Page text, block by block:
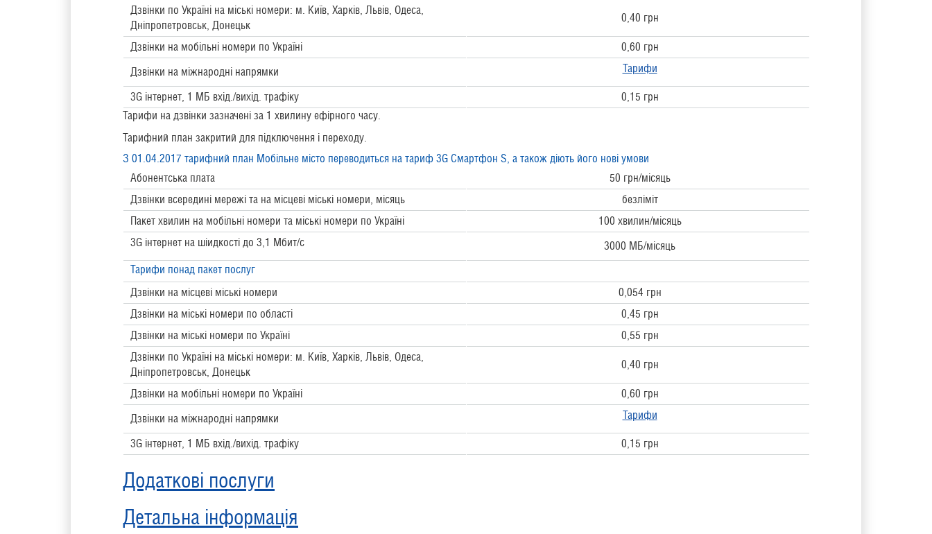
Дзвінки по Україні на міські номери: м. Київ, Харків, Львів, Одеса,
Дніпропетровськ, Донецьк
0,40 грн
Дзвінки на мобільні номери по Україні
0,60 грн
Дзвінки на міжнародні напрямки
Тарифи
3G інтернет, 1 МБ вхід./вихід. трафіку
0,15 грн
Тарифи на дзвінки зазначені за 1 хвилину ефірного часу.
Тарифний план закритий для підключення і переходу.
З 01.04.2017 тарифний план Мобільне місто переводиться на тариф 3G Смартфон S, а також діють його нові умови
Абонентська плата
50 грн/місяць
Дзвінки всередині мережі та на місцеві міські номери, місяць
безліміт
Пакет хвилин на мобільні номери та міські номери по Україні
100 хвилин/місяць
3G інтернет на шіидкості до 3,1 Мбит/с
3000 МБ/місяць
Тарифи понад пакет послуг
Дзвінки на місцеві міські номери
0,054 грн
Дзвінки на міські номери по області
0,45 грн
Дзвінки на міські номери по Україні
0,55 грн
Дзвінки по Україні на міські номери: м. Київ, Харків, Львів, Одеса,
Дніпропетровськ, Донецьк
0,40 грн
Дзвінки на мобільні номери по Україні
0,60 грн
Дзвінки на міжнародні напрямки
Тарифи
3G інтернет, 1 МБ вхід./вихід. трафіку 0,15 грн
Додаткові послуги
Детальна інформація